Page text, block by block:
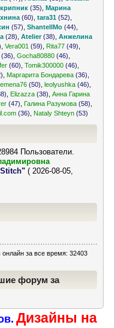
(35) ,Марина
(60) ,tara31 (52)
(57) ,ShantellMo (44)
(28) ,Atelier(38) ,Анжелина
,Vera001 (59) Rita77 (49)
(36) ,Gocha80880 (46)
(60) ,Tomik300000 (46)
Маргарита Бондарева (36)
(50) ,leolyushka (46)
Elizazza (38) ,Анна Гарина
(47) Галина Разумова (58)
(36) Nataly Shteyn (53)
Пользователи.
" ( 2026-08-05,
онлайн за все время: 32403
форум за
Дизайны на